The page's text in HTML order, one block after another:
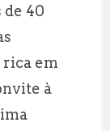
40
em
à